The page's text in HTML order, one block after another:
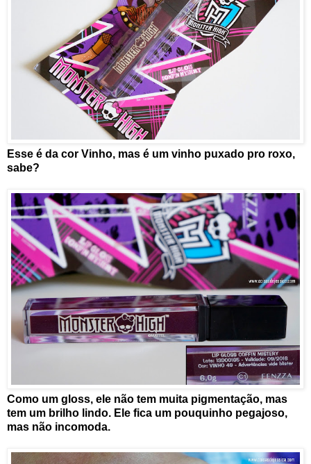
Esse é da cor Vinho, mas é um vinho puxado pro roxo,
sabe?
Como um gloss, ele não tem muita pigmentação, mas
tem um brilho lindo. Ele fica um pouquinho pegajoso,
mas não incomoda.